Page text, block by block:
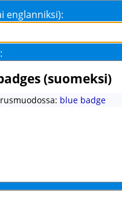
englanniksi):
(suomeksi)
blue badge